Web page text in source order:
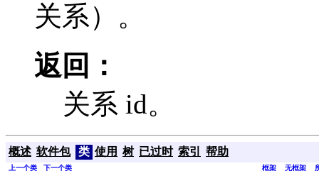
关系）。
返回：
关系 id。
概述 软件包 类 使用 树 已过时 索引 帮助
上一个类 下一个类 框架 无框架